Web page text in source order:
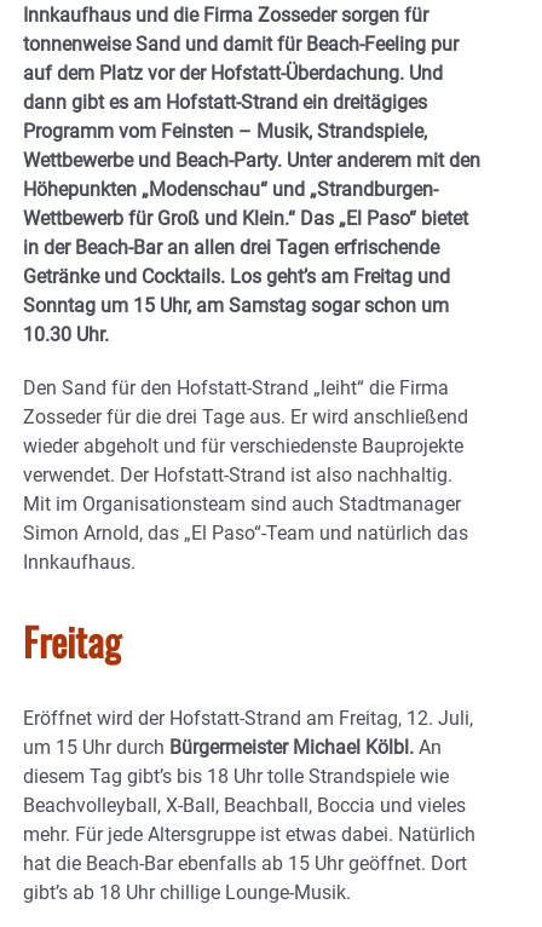
Innkaufhaus und die Firma Zosseder sorgen für
tonnenweise Sand und damit für Beach-Feeling pur
auf dem Platz vor der Hofstatt-Überdachung. Und
dann gibt es am Hofstatt-Strand ein dreitägiges
Programm vom Feinsten – Musik, Strandspiele,
Wettbewerbe und Beach-Party. Unter anderem mit den
Höhepunkten „Modenschau“ und „Strandburgen-
Wettbewerb für Groß und Klein.“ Das „El Paso“ bietet
in der Beach-Bar an allen drei Tagen erfrischende
Getränke und Cocktails. Los geht’s am Freitag und
Sonntag um 15 Uhr, am Samstag sogar schon um
10.30 Uhr.
Den Sand für den Hofstatt-Strand „leiht“ die Firma
Zosseder für die drei Tage aus. Er wird anschließend
wieder abgeholt und für verschiedenste Bauprojekte
verwendet. Der Hofstatt-Strand ist also nachhaltig.
Mit im Organisationsteam sind auch Stadtmanager
Simon Arnold, das „El Paso“-Team und natürlich das
Innkaufhaus.
Freitag
Eröffnet wird der Hofstatt-Strand am Freitag, 12. Juli,
um 15 Uhr durch Bürgermeister Michael Kölbl. An
diesem Tag gibt’s bis 18 Uhr tolle Strandspiele wie
Beachvolleyball, X-Ball, Beachball, Boccia und vieles
mehr. Für jede Altersgruppe ist etwas dabei. Natürlich
hat die Beach-Bar ebenfalls ab 15 Uhr geöffnet. Dort
gibt’s ab 18 Uhr chillige Lounge-Musik.